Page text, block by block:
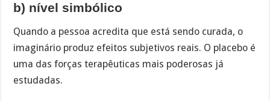
b) nível simbólico
Quando a pessoa acredita que está sendo curada, o
imaginário produz efeitos subjetivos reais. O placebo é
uma das forças terapêuticas mais poderosas já
estudadas.